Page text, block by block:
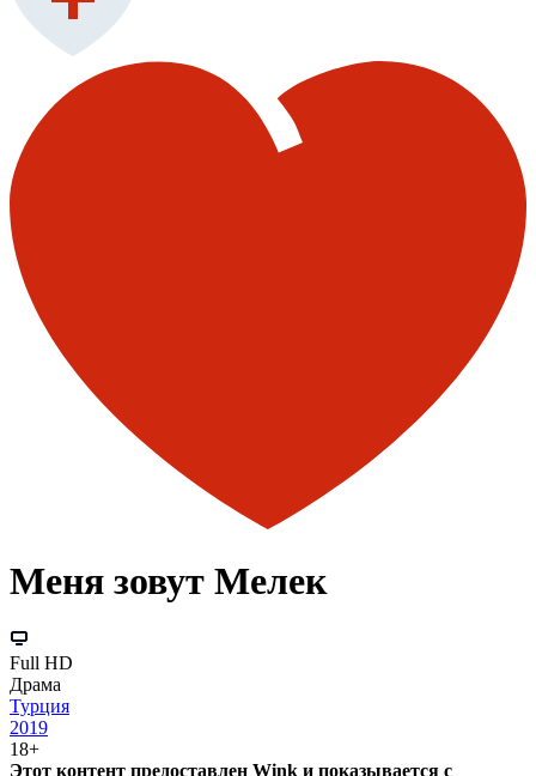
Меня зовут Мелек
Full HD
Драма
Турция
2019
18+
Этот контент предоставлен Wink и показывается с